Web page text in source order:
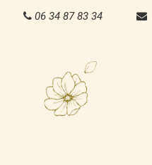
06 34 87 83 34